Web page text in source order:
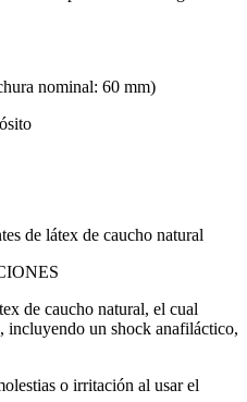
nominal: 60 mm)
de látex de caucho natural
de caucho natural, el cual
incluyendo un shock anafiláctico,
o irritación al usar el